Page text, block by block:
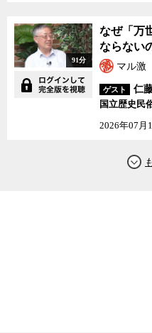
91分
なぜ「万
ならない
マル激
ゲスト
仁
国立歴史民
2026年07月